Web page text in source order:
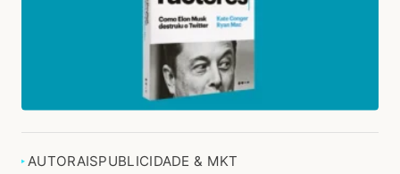
AUTORAISPUBLICIDADE & MKT